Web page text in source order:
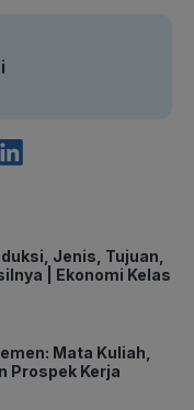
Jenis, Tujuan,
| Ekonomi Kelas
Mata Kuliah,
Prospek Kerja